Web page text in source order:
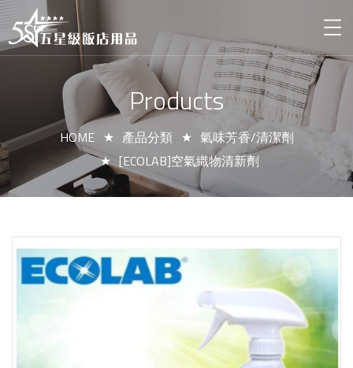
Products
HOME 產品分類
氣味芳香/清潔劑
[ECOLAB]空氣織物清新劑